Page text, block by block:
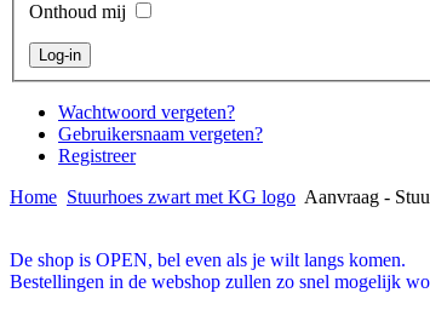
Onthoud mij
Wachtwoord vergeten?
Gebruikersnaam vergeten?
Registreer
Home Stuurhoes zwart met KG logo Aanvraag -
De shop is OPEN, bel even als je wilt langs komen.
Bestellingen in de webshop zullen zo snel mogelijk